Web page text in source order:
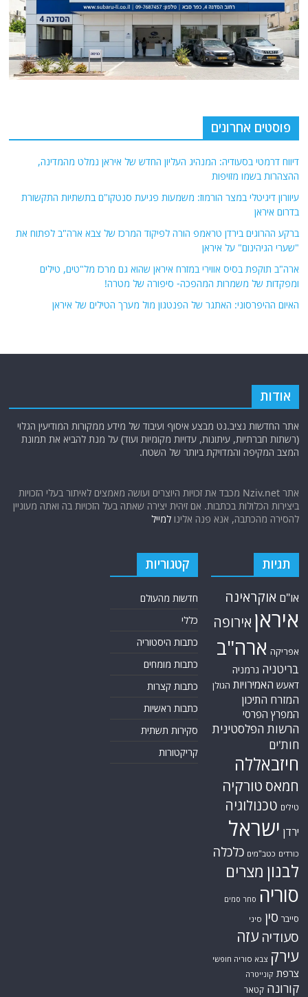
פוסטים אחרונים
דיווח דרמטי בסעודיה: המנהיג העליון החדש של איראן נמלט מהמדינה,
ההצהרות בשמו מזויפות
עיוורון דיגיטלי במצר הורמוז: משמעות פגיעת סנטקו"ם בתשתיות התקשורת
בדרום איראן
ברקע ההרוגים בירדן טראמפ הורה לפיקוד המרכז של צבא ארה"ב לפתוח את
"שערי הגיהינום" על איראן
ארה"ב תוקפת בסיס אווירי במזרח איראן שהוא גם מרכז מל"טים, טילים
ומפקדות של משמרות המהפכה- סיפורה של מטרה!
האיום ההיפרסוני: האתגר של הפנטגון מול מערך הטילים של איראן
אודות
אתר החדשות נציב.נט מבצע איסוף ועיבוד של מידע ממקורות המודיעין הגלוי
(רשתות חברתיות, עיתונות, עדויות מקומיות ועוד) על מנת להביא את תמונת
המצב המקיפה והמדויקת ביותר של השטח.
אתר Nziv.net מכבד את זכויות היוצרים ועושה מאמצים לאיתור בעלי הזכויות
ביצירות הכלולות בכתבות. אם זיהית יצירה שאתה בעל הזכויות בה ואתה מעוניין
להסירה מהכתבה, אנא פנה אלינולמייל
תגיות
או"ם אוקראינה
איראן אירופה
אפריקה ארה"ב
בריטניה גרמניה
דאעש האמירויות הגולן
המזרח התיכון
המפרץ הפרסי
הרשות הפלסטינית
חות'ים
חיזבאללה
חמאס טורקיה
טילים טכנולוגיה
ירדן ישראל
כורדים כטב"מים כלכלה
לבנון מצרים
סוריה סחר סמים
סייבר סין סיני
סעודיה עזה
עירק צבא סוריה חופשי
צרפת קונייטרה
קורונה קטאר
קטגוריות
חדשות מהעולם
כללי
כתבות היסטוריה
כתבות מומחים
כתבות קצרות
כתבות ראשיות
סקירות תשתית
קריקטורות